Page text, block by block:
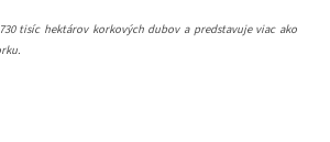
tisíc hektárov korkových dubov a predstavuje viac ako